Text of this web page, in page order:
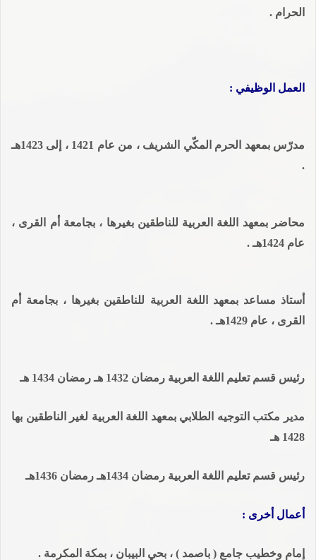
الحرام .
العمل الوظيفي :
مدرّس بمعهد الحرم المكّي الشريف ، من عام 1421 ، إلى 1423هـ
.
محاضر بمعهد اللغة العربية للناطقين بغيرها ، بجامعة أم القرى ،
عام 1424هـ .
أستاذ مساعد بمعهد اللغة العربية للناطقين بغيرها ، بجامعة أم
القرى ، عام 1429هـ .
رئيس قسم تعليم اللغة العربية رمضان 1432 هـ رمضان 1434 هـ
مدير مكتب التوجيه الطلابي بمعهد اللغة العربية لغير الناطقين بها
1428 هـ
رئيس قسم تعليم اللغة العربية رمضان 1434هـ رمضان 1436هـ
أعمال أخرى :
إمام وخطيب جامع ( باصمد ) ، بحي البيبان ، بمكة المكرمة .